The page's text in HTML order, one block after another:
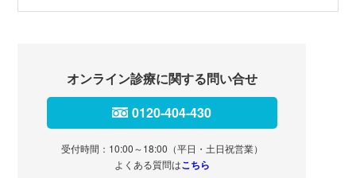
オンライン診療に関する問い合せ
0120-404-430
受付時間：10:00～18:00（平日・土日祝営業）
よくある質問はこちら